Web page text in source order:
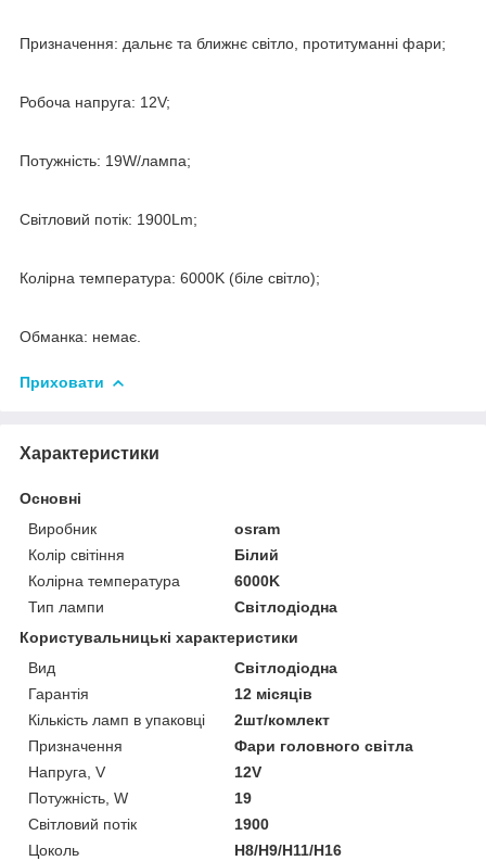
Призначення: дальнє та ближнє світло, протитуманні фари;
Робоча напруга: 12V;
Потужність: 19W/лампа;
Світловий потік: 1900Lm;
Колірна температура: 6000K (біле світло);
Обманка: немає.
Приховати
Характеристики
Основні
Виробник
osram
Колір світіння
Білий
Колірна температура
6000K
Тип лампи
Світлодіодна
Користувальницькі характеристики
Вид
Світлодіодна
Гарантія
12 місяців
Кількість ламп в упаковці
2шт/комлект
Призначення
Фари головного світла
Напруга, V
12V
Потужність, W
19
Світловий потік
1900
Цоколь
H8/H9/H11/H16